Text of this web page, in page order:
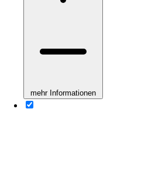
mehr Informationen